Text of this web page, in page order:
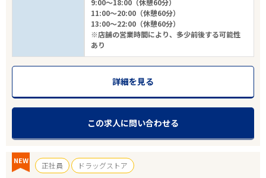
11:00～20:00（休憩60分）
13:00～22:00（休憩60分）
※店舗の営業時間により、多少前後する可能性
あり
詳細を見る
この求人に問い合わせる
NEW 正社員
ドラッグストア